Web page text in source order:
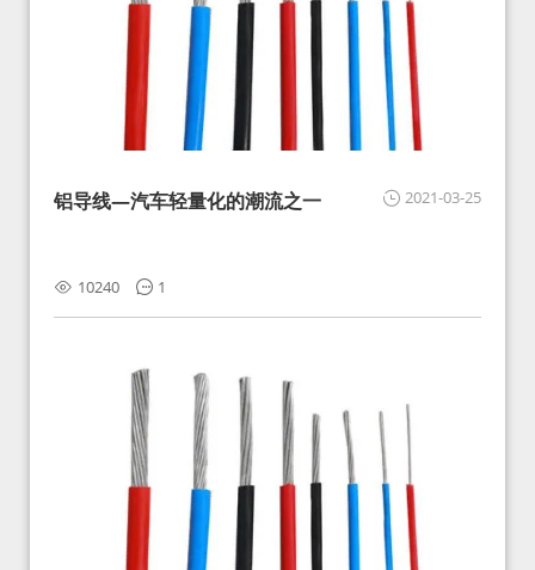
2021-03-25
铝导线—汽车轻量化的潮流之一
10240 1